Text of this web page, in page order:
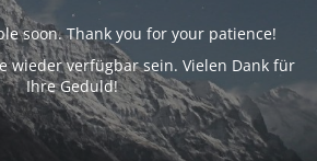
soon. Thank you for your patience!
wieder verfügbar sein. Vielen Dank für
Ihre Geduld!